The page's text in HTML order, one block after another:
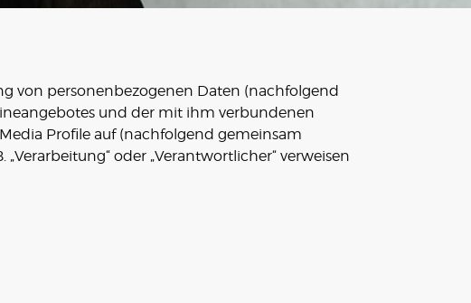
von personenbezogenen Daten (nachfolgend
und der mit ihm verbundenen
Profile auf (nachfolgend gemeinsam
oder „Verantwortlicher“ verweisen